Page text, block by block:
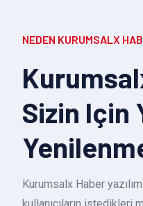
NEDEN KURUMSALX
Sizin Için
Kurumsalx Haber